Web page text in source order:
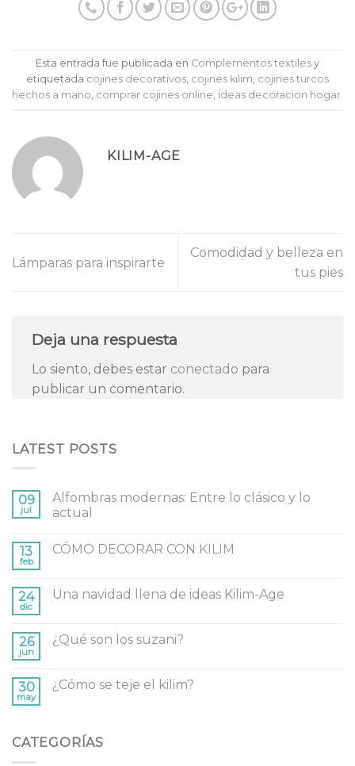
Esta entrada fue publicada en Complementos textiles y
etiquetada cojines decorativos, cojines kilim, cojines turcos
hechos a mano, comprar cojines online, ideas decoracion hogar.
KILIM-AGE
Lámparas para inspirarte
Comodidad y belleza en
tus pies
Deja una respuesta
Lo siento, debes estar conectado para
publicar un comentario.
LATEST POSTS
09
jul
Alfombras modernas: Entre lo clásico y lo
actual
13
feb
CÓMO DECORAR CON KILIM
24
dic
Una navidad llena de ideas Kilim-Age
26
jun
¿Qué son los suzani?
30
may
¿Cómo se teje el kilim?
CATEGORÍAS